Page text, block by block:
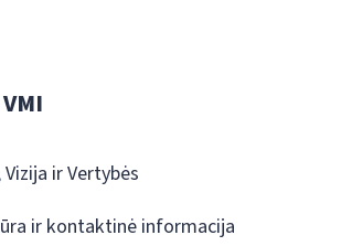
ir Vertybės
ir kontaktinė informacija